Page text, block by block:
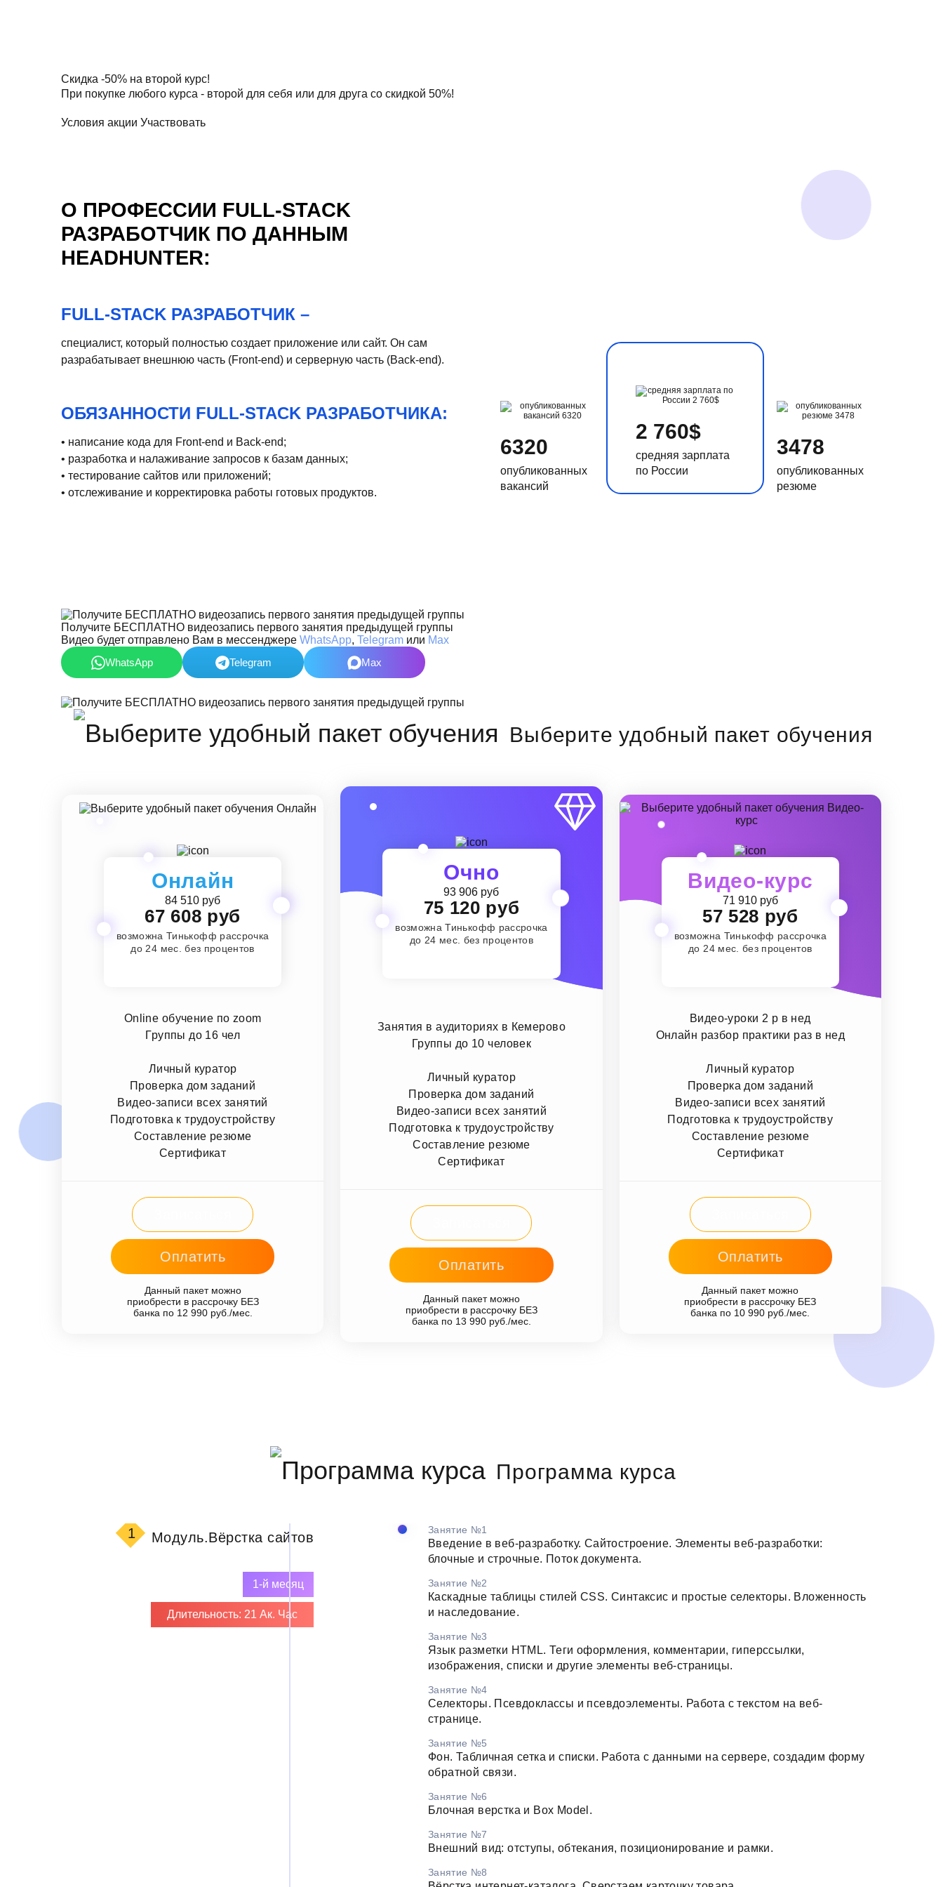
Скидка -50% на второй курс!
При покупке любого курса - второй для себя или для друга со скидкой 50%!
Условия акции Участвовать
О ПРОФЕССИИ FULL-STACK
РАЗРАБОТЧИК ПО ДАННЫМ
HEADHUNTER:
FULL-STACK РАЗРАБОТЧИК –
специалист, который полностью создает приложение или сайт. Он сам
разрабатывает внешнюю часть (Front-end) и серверную часть (Back-end).
ОБЯЗАННОСТИ FULL-STACK РАЗРАБОТЧИКА:
• написание кода для Front-end и Back-end;
• разработка и налаживание запросов к базам данных;
• тестирование сайтов или приложений;
• отслеживание и корректировка работы готовых продуктов.
6320
опубликованных
вакансий
2 760$
средняя зарплата
по России
3478
опубликованных
резюме
Получите БЕСПЛАТНО видеозапись первого занятия предыдущей группы
Видео будет отправлено Вам в мессенджере WhatsApp, Telegram или Max
WhatsApp
Telegram Max
Выберите удобный пакет обучения
Онлайн
84 510 руб
67 608 руб
возможна Тинькофф рассрочка
до 24 мес. без процентов
Online обучение по zoom
Группы до 16 чел
Личный куратор
Проверка дом заданий
Видео-записи всех занятий
Подготовка к трудоустройству
Составление резюме
Сертификат
Оплатить
Данный пакет можно
приобрести в рассрочку БЕЗ
банка по 12 990 руб./мес.
Очно
93 906 руб
75 120 руб
возможна Тинькофф рассрочка
до 24 мес. без процентов
Занятия в аудиториях в Кемерово
Группы до 10 человек
Личный куратор
Проверка дом заданий
Видео-записи всех занятий
Подготовка к трудоустройству
Составление резюме
Сертификат
Оплатить
Данный пакет можно
приобрести в рассрочку БЕЗ
банка по 13 990 руб./мес.
Видео-курс
71 910 руб
57 528 руб
возможна Тинькофф рассрочка
до 24 мес. без процентов
Видео-уроки 2 р в нед
Онлайн разбор практики раз в нед
Личный куратор
Проверка дом заданий
Видео-записи всех занятий
Подготовка к трудоустройству
Составление резюме
Сертификат
Оплатить
Данный пакет можно
приобрести в рассрочку БЕЗ
банка по 10 990 руб./мес.
Программа курса
1 Модуль.Вёрстка сайтов
1-й месяц
Длительность: 21 Ак. Час
Занятие №1
Введение в веб-разработку. Сайтостроение. Элементы веб-разработки:
блочные и строчные. Поток документа.
Занятие №2
Каскадные таблицы стилей CSS. Синтаксис и простые селекторы. Вложенность
и наследование.
Занятие №3
Язык разметки HTML. Теги оформления, комментарии, гиперссылки,
изображения, списки и другие элементы веб-страницы.
Занятие №4
Селекторы. Псевдоклассы и псевдоэлементы. Работа с текстом на веб-
странице.
Занятие №5
Фон. Табличная сетка и списки. Работа с данными на сервере, создадим форму
обратной связи.
Занятие №6
Блочная верстка и Box Model.
Занятие №7
Внешний вид: отступы, обтекания, позиционирование и рамки.
Занятие №8